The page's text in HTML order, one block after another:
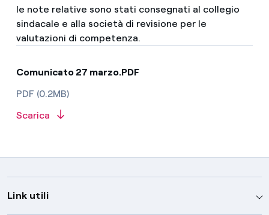
Comunicato 27 marzo.PDF
PDF (0.2MB)
Scarica
Link utili